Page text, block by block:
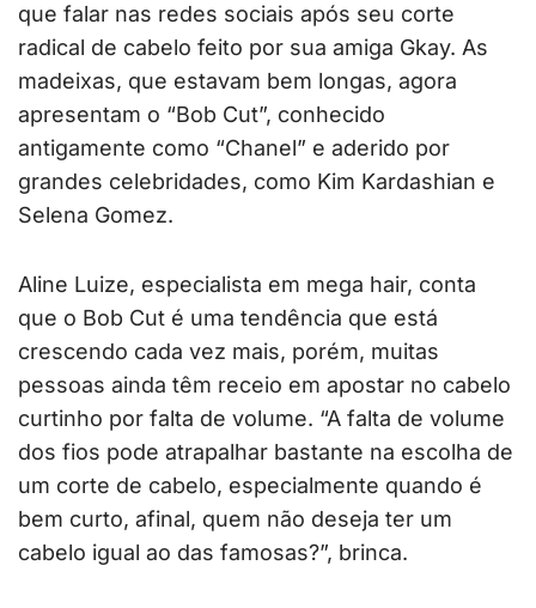
que falar nas redes sociais após seu corte
radical de cabelo feito por sua amiga Gkay. As
madeixas, que estavam bem longas, agora
apresentam o “Bob Cut”, conhecido
antigamente como “Chanel” e aderido por
grandes celebridades, como Kim Kardashian e
Selena Gomez.
Aline Luize, especialista em mega hair, conta
que o Bob Cut é uma tendência que está
crescendo cada vez mais, porém, muitas
pessoas ainda têm receio em apostar no cabelo
curtinho por falta de volume. “A falta de volume
dos fios pode atrapalhar bastante na escolha de
um corte de cabelo, especialmente quando é
bem curto, afinal, quem não deseja ter um
cabelo igual ao das famosas?”, brinca.